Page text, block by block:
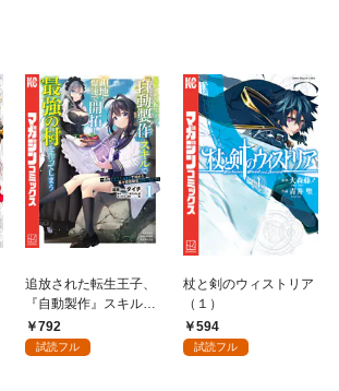
追放された転生王子、
『自動製作』スキルで
領地を爆速で開拓し最
強の村を作ってしまう
792
試読フル
杖と剣のウィストリア
（１）
594
試読フル